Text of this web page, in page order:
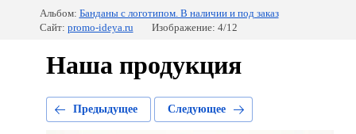
Альбом: Банданы с логотипом. В наличии и под заказ
Сайт: promo-ideya.ru Изображение: 4/12
Наша продукция
Предыдущее Следующее